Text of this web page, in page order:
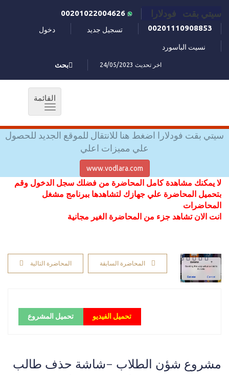
سيتي بقت فودلارا
00201110908853
تسجيل جديد دخول
نسيت الباسورد
اخر تحديث 24/05/2023 بحث
القائمة
Toggle
سيتي بقت فودلارا اضغط هنا للانتقال للموقع الجديد للحصول
علي مميزات اعلي
www.vodlara.com
لا يمكنك مشاهدة كامل المحاضرة من فضلك سجل الدخول وقم
بتحميل المحاضرة علي جهازك لتشاهدها ببرنامج مشغل
المحاضرات
انت الان تشاهد جزء من المحاضرة الغير مجانية
المحاضرة السابقة المحاضرة التالية
تحميل المشروع تحميل الفيديو
مشروع شؤن الطلاب -شاشة حذف طالب